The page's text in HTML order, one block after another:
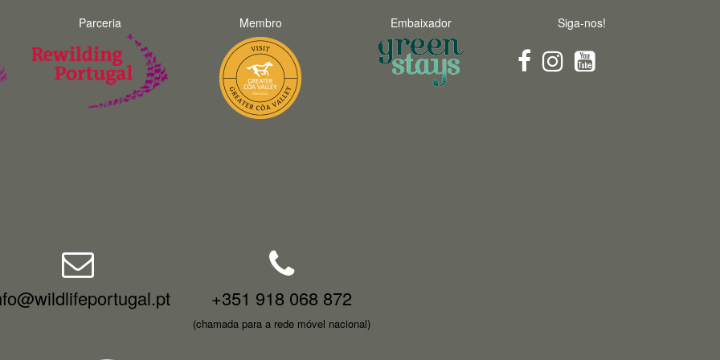
Parceria Membro Embaixador Siga-nos!
+351 918 068 872
(chamada para a rede móvel nacional)